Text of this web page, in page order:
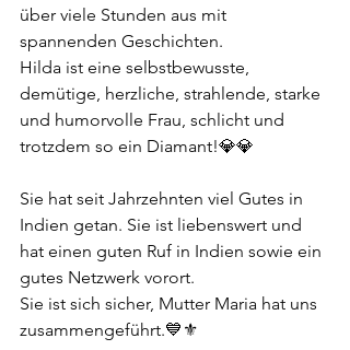
über viele Stunden aus mit
spannenden Geschichten.
Hilda ist eine selbstbewusste,
demütige, herzliche, strahlende, starke
und humorvolle Frau, schlicht und
trotzdem so ein Diamant!💎💎
Sie hat seit Jahrzehnten viel Gutes in
Indien getan. Sie ist liebenswert und
hat einen guten Ruf in Indien sowie ein
gutes Netzwerk vorort.
Sie ist sich sicher, Mutter Maria hat uns
zusammengeführt.💙⚜️